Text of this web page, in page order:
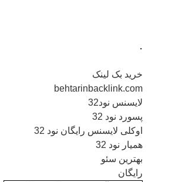
.
خرید بک لینک
behtarinbacklink.com
لایسنس نود32
پسورد نود 32
اوکلی لایسنس رایگان نود 32
همیار نود 32
بهترین سئو
رایگان